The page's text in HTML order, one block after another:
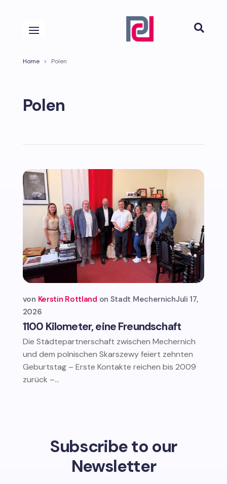

Home > Polen
Polen
1100 Kilometer, eine Freundschaft
von Kerstin Rottland Stadt MechernichJuli 17,
2026
Die Städtepartnerschaft zwischen Mechernich
und dem polnischen Skarszewy feiert zehnten
Geburtstag – Erste Kontakte reichen bis 2009
zurück –...
Subscribe to our
Newsletter